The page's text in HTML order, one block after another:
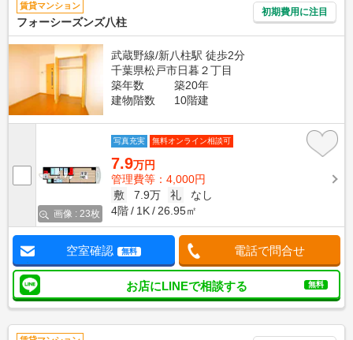
賃貸マンション
フォーシーズンズ八柱
初期費用に注目
武蔵野線/新八柱駅 徒歩2分
千葉県松戸市日暮２丁目
築年数
築20年
建物階数
10階建
画像 : 23枚
写真充実 無料オンライン相談可
7.9万円
管理費等：4,000円
敷
7.9万 礼
なし
4階
1K 26.95㎡
空室確認 無料 電話で問合せ
お店にLINEで相談する 無料